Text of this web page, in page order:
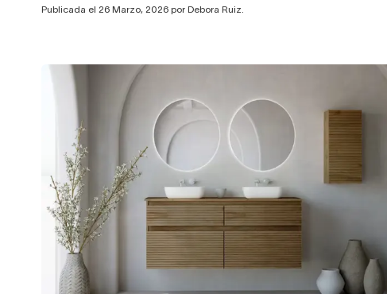
Publicada el 26 Marzo, 2026 por Debora Ruiz.